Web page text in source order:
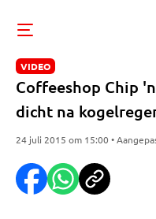
VIDEO
Coffeeshop Chip
dicht na
24 juli 2015 om 15:00 •